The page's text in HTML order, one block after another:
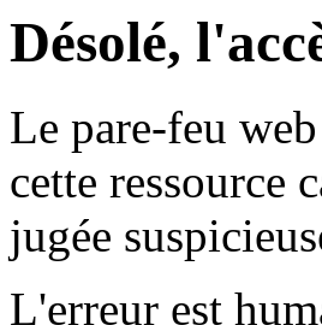
Désolé,
Le pare-feu
cette ressource
jugée
L'erreur est